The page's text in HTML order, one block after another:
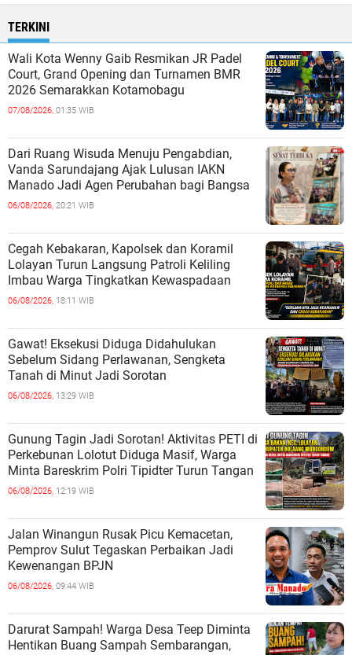
TERKINI
Wali Kota Wenny Gaib Resmikan JR Padel
Court, Grand Opening dan Turnamen BMR
2026 Semarakkan Kotamobagu
07/08/2026, 01:35 WIB
Dari Ruang Wisuda Menuju Pengabdian,
Vanda Sarundajang Ajak Lulusan IAKN
Manado Jadi Agen Perubahan bagi Bangsa
06/08/2026, 20:21 WIB
Cegah Kebakaran, Kapolsek dan Koramil
Lolayan Turun Langsung Patroli Keliling
Imbau Warga Tingkatkan Kewaspadaan
06/08/2026, 18:11 WIB
Gawat! Eksekusi Diduga Didahulukan
Sebelum Sidang Perlawanan, Sengketa
Tanah di Minut Jadi Sorotan
06/08/2026, 13:29 WIB
Gunung Tagin Jadi Sorotan! Aktivitas PETI di
Perkebunan Lolotut Diduga Masif, Warga
Minta Bareskrim Polri Tipidter Turun Tangan
06/08/2026, 12:19 WIB
Jalan Winangun Rusak Picu Kemacetan,
Pemprov Sulut Tegaskan Perbaikan Jadi
Kewenangan BPJN
06/08/2026, 09:44 WIB
Darurat Sampah! Warga Desa Teep Diminta
Hentikan Buang Sampah Sembarangan,